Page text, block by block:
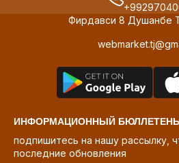
Фирдавси 8 Душанбе
ИНФОРМАЦИОННЫЙ БЮЛЛЕТЕНЬ
подпишитесь на нашу рассылку,
последние обновления